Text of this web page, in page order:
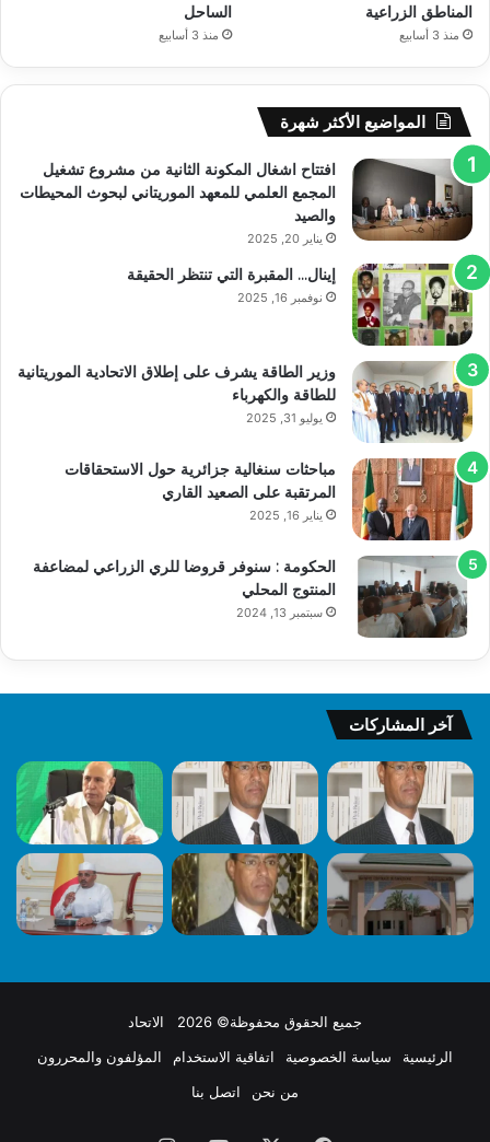
المناطق الزراعية
منذ 3 أسابيع
الساحل
منذ 3 أسابيع
المواضيع الأكثر شهرة
افتتاح اشغال المكونة الثانية من مشروع تشغيل
المجمع العلمي للمعهد الموريتاني لبحوث المحيطات
والصيد
يناير 20, 2025
إينال… المقبرة التي تنتظر الحقيقة
نوفمبر 16, 2025
وزير الطاقة يشرف على إطلاق الاتحادية الموريتانية
للطاقة والكهرباء
يوليو 31, 2025
مباحثات سنغالية جزائرية حول الاستحقاقات
المرتقبة على الصعيد القاري
يناير 16, 2025
الحكومة : سنوفر قروضا للري الزراعي لمضاعفة
المنتوج المحلي
سبتمبر 13, 2024
آخر المشاركات
جميع الحقوق محفوظة© 2026 الاتحاد
الرئيسية
سياسة الخصوصية اتفاقية الاستخدام
المؤلفون والمحررون
من نحن
اتصل بنا